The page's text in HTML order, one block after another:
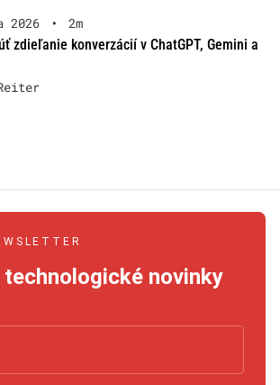
•
2m
zdieľanie konverzácií v ChatGPT, Gemini a
technologické novinky